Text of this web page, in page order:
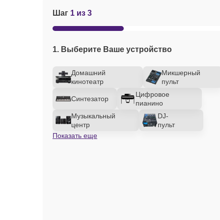
Шаг 1 из 3
1. Выберите Ваше устройство
Домашний
кинотеатр
Микшерный
пульт
Синтезатор
Цифровое
пианино
Музыкальный
центр
DJ-
пульт
Показать еще